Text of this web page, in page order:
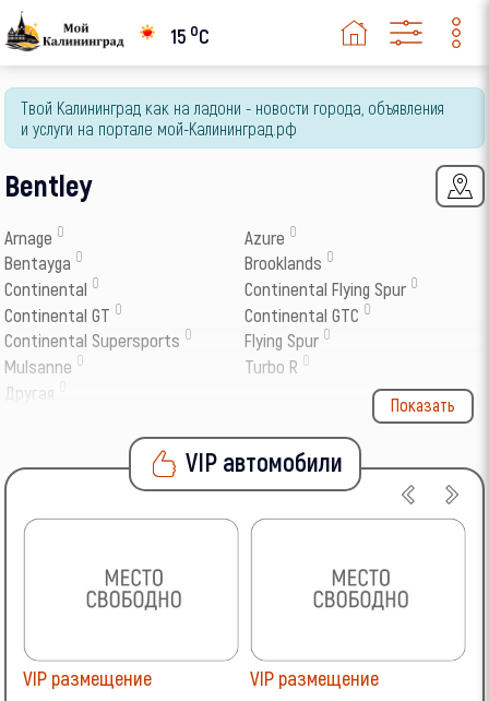
15 oC
Твой Калининград как на ладони - новости города, объявления
и услуги на портале мой-Калининград.рф
Bentley
Arnage 0 Azure 0
Bentayga 0 Brooklands 0
Continental 0 Continental Flying Spur 0
Continental GT 0 Continental GTC 0
Continental Supersports 0 Flying Spur 0
Mulsanne 0 Turbo R 0
Другая
Показать
VIP автомобили
VIP размещение VIP размещение